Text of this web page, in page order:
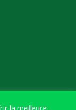
la meilleure